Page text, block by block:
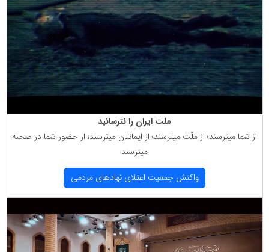
ملت ایران را نترسانید
از شما میترسند؛ از ملّت میترسند؛ از ایمانتان میترسند؛ از حضور شما در صحنه
میترسند
واكنش جمعیت اعتلای نهادهای مردمی